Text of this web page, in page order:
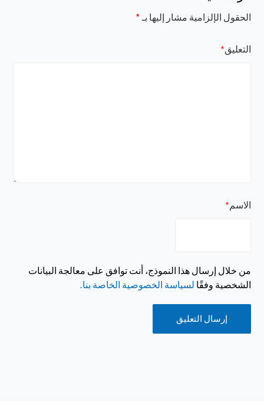
الحقول الإلزامية مشار إليها بـ *
التعليق*
الاسم*
من خلال إرسال هذا النموذج، أنت توافق على معالجة البيانات
الشخصية وفقًا لسياسة الخصوصية الخاصة بنا.